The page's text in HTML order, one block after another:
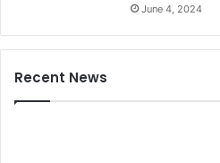
June 4, 2024
Recent News